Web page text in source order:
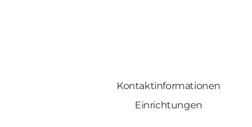
Kontaktinformationen
Einrichtungen